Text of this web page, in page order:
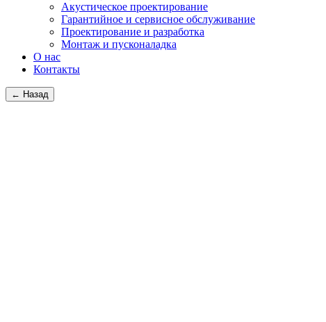
Акустическое проектирование
Гарантийное и сервисное обслуживание
Проектирование и разработка
Монтаж и пусконаладка
О нас
Контакты
← Назад